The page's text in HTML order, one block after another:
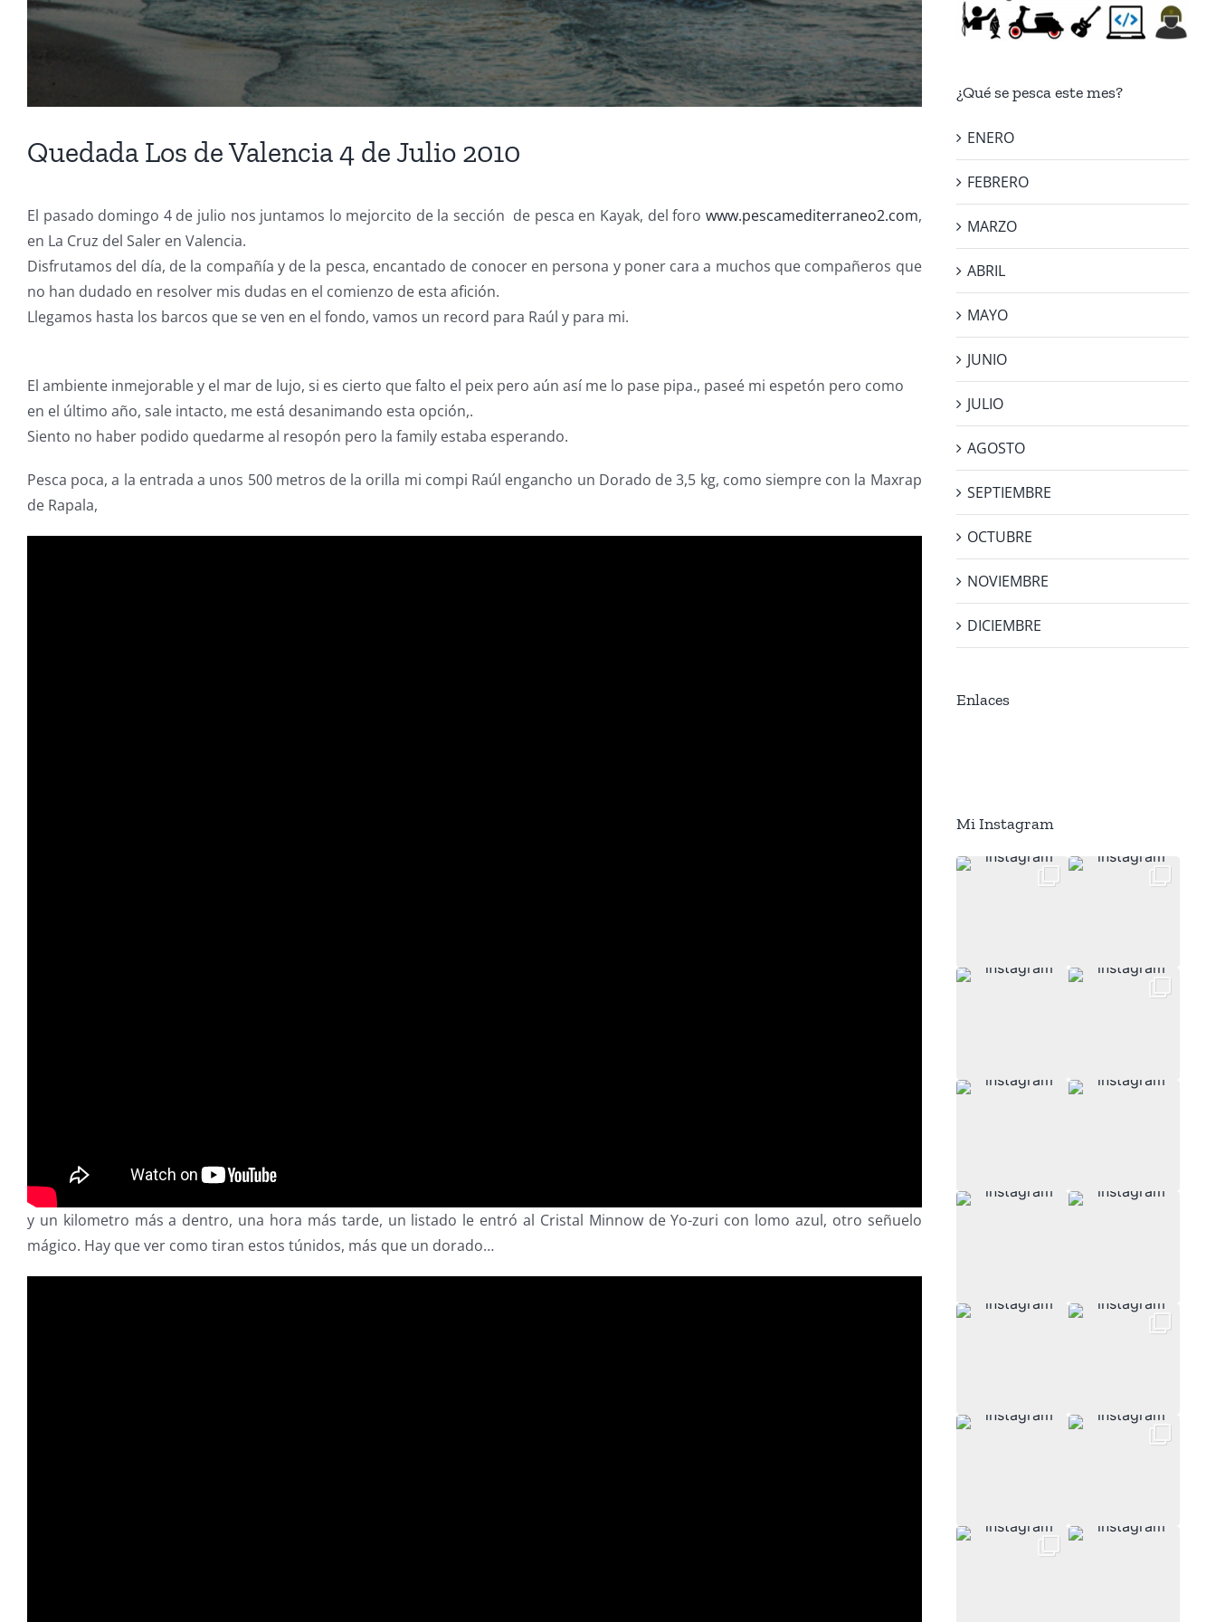
Quedada Los de Valencia 4 de Julio 2010
El pasado domingo 4 de julio nos juntamos lo mejorcito de la sección de pesca en Kayak, del foro www.pescamediterraneo2.com,
en La Cruz del Saler en Valencia.
Disfrutamos del día, de la compañía y de la pesca, encantado de conocer en persona y poner cara a muchos que compañeros que
no han dudado en resolver mis dudas en el comienzo de esta afición.
Llegamos hasta los barcos que se ven en el fondo, vamos un record para Raúl y para mi.
El ambiente inmejorable y el mar de lujo, si es cierto que falto el peix pero aún así me lo pase pipa., paseé mi espetón pero como
en el último año, sale intacto, me está desanimando esta opción,.
Siento no haber podido quedarme al resopón pero la family estaba esperando.
Pesca poca, a la entrada a unos 500 metros de la orilla mi compi Raúl engancho un Dorado de 3,5 kg, como siempre con la Maxrap
de Rapala,
y un kilometro más a dentro, una hora más tarde, un listado le entró al Cristal Minnow de Yo-zuri con lomo azul, otro señuelo
mágico. Hay que ver como tiran estos túnidos, más que un dorado…
¿Qué se pesca este mes?
ENERO
FEBRERO
MARZO
ABRIL
MAYO
JUNIO
JULIO
AGOSTO
SEPTIEMBRE
OCTUBRE
NOVIEMBRE
DICIEMBRE
Enlaces
Mi Instagram